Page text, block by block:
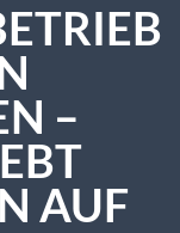
–
AUF